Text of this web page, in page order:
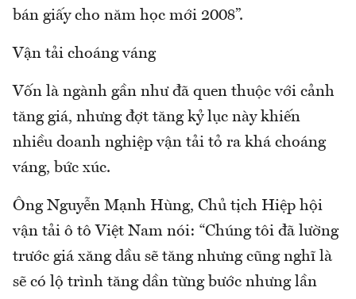
bán giấy cho năm học mới 2008”.
Vận tải choáng váng
Vốn là ngành gần như đã quen thuộc với cảnh
tăng giá, nhưng đợt tăng kỷ lục này khiến
nhiều doanh nghiệp vận tải tỏ ra khá choáng
váng, bức xúc.
Ông Nguyễn Mạnh Hùng, Chủ tịch Hiệp hội
vận tải ô tô Việt Nam nói: “Chúng tôi đã lường
trước giá xăng dầu sẽ tăng nhưng cũng nghĩ là
sẽ có lộ trình tăng dần từng bước nhưng lần